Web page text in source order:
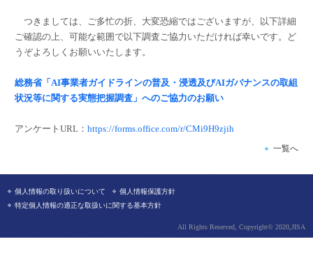
つきましては、ご多忙の折、大変恐縮ではございますが、以下詳細
ご確認の上、可能な範囲で以下調査ご協力いただければ幸いです。ど
うぞよろしくお願いいたします。
総務省「AI事業者ガイドラインの普及・浸透及びAIガバナンスの取組
状況等に関する実態把握調査」へのご協力のお願い
アンケートURL：https://forms.office.com/r/CMi9H9zjih
一覧へ
個人情報の取り扱いについて
個人情報保護方針
特定個人情報の適正な取扱いに関する基本方針
All Rights Reserved, Copyright© 2020,JISA